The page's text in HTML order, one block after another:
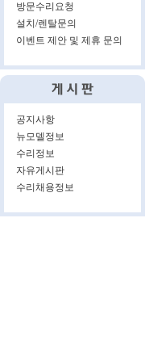
방문수리요청
설치/렌탈문의
이벤트 제안 및 제휴 문의
공지사항
뉴모델정보
수리정보
자유게시판
수리채용정보